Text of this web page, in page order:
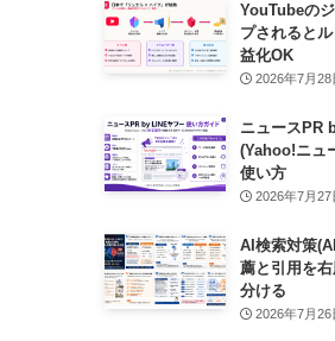
YouTubeの
プされると
益化OK
2026年7月28
ニュースPR
(Yahoo!ニュ
使い方
2026年7月27
AI検索対策
薦と引用を
分ける
2026年7月26